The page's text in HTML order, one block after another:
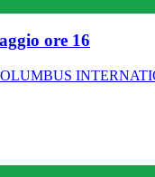
ore 16